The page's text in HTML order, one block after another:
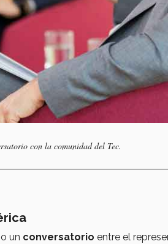
con la comunidad del Tec.
un conversatorio entre el